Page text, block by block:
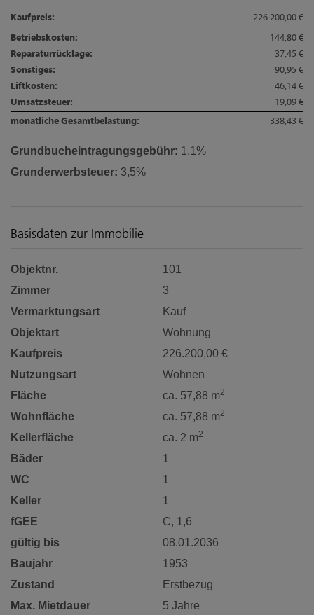
Kaufpreis:
226.200,00 €
Betriebskosten:
144,80 €
Reparaturrücklage:
37,45 €
Sonstiges:
90,95 €
Liftkosten:
46,14 €
Umsatzsteuer:
19,09 €
monatliche Gesamtbelastung:
338,43 €
Grundbucheintragungsgebühr: 1,1%
Grunderwerbsteuer: 3,5%
Basisdaten zur Immobilie
Objektnr.
101
Zimmer
3
Vermarktungsart
Kauf
Objektart
Wohnung
Kaufpreis
226.200,00 €
Nutzungsart
Wohnen
Fläche
ca. 57,88 m2
Wohnfläche ca. 57,88 m2
Kellerfläche ca. 2 m2
Bäder
1
WC
1
Keller
1
fGEE
C, 1,6
gültig bis
08.01.2036
Baujahr
1953
Zustand
Erstbezug
Max. Mietdauer
5 Jahre